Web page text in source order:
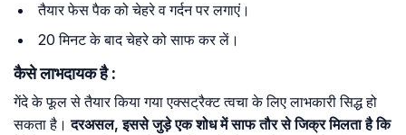
तैयार फेस पैक को चेहरे व गर्दन पर लगाएं।
20 मिनट के बाद चेहरे को साफ कर लें।
कैसे लाभदायक है :
गेंदे के फूल से तैयार किया गया एक्सट्रैक्ट त्वचा के लिए लाभकारी सिद्ध हो
सकता है।दरअसल, इससे जुड़े एक शोध में साफ तौर से जिक्र मिलता है कि